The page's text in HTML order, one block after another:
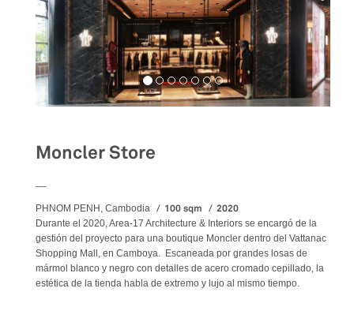
Moncler Store
PHNOM PENH, Cambodia 100 sqm 2020
Durante el 2020, Area-17 Architecture & Interiors se encargó de la
gestión del proyecto para una boutique Moncler dentro del Vattanac
Shopping Mall, en Camboya. Escaneada por grandes losas de
mármol blanco y negro con detalles de acero cromado cepillado, la
estética de la tienda habla de extremo y lujo al mismo tiempo.